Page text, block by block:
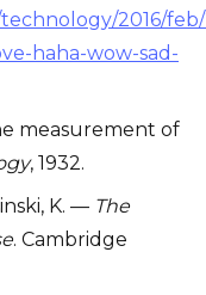
2016/
haha-wow-sad-
measurement of
, 1932.
K. — The
. Cambridge